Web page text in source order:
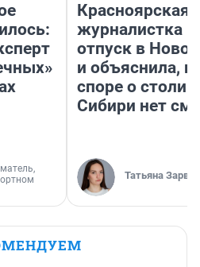
Красноярская
журналистка
отпуск в
и объяснила,
споре о
Сибири нет
Татьяна Зарва